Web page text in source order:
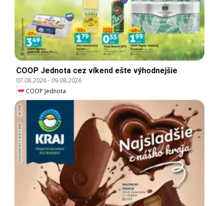
COOP Jednota cez víkend ešte výhodnejšie
07.08.2026- 09.08.2026
COOP Jednota